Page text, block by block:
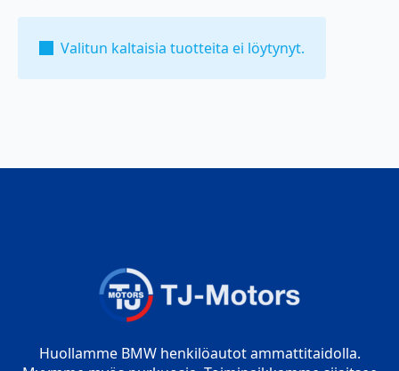
Valitun kaltaisia tuotteita ei löytynyt.
Huollamme BMW henkilöautot ammattitaidolla.